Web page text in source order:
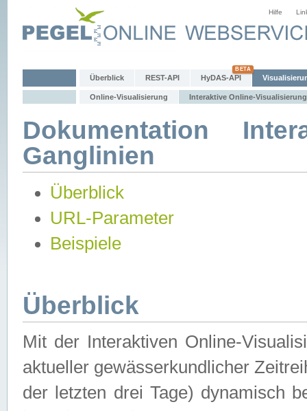
Hilfe
Überblick REST-API HyDAS-API
Online-Visualisierung Interaktive Online-Visualisierung
Dokumentation
Ganglinien
Überblick
URL-Parameter
Beispiele
Überblick
Mit der Interaktiven Online-
aktueller gewässerkundlicher
der letzten drei Tage) dynamisch